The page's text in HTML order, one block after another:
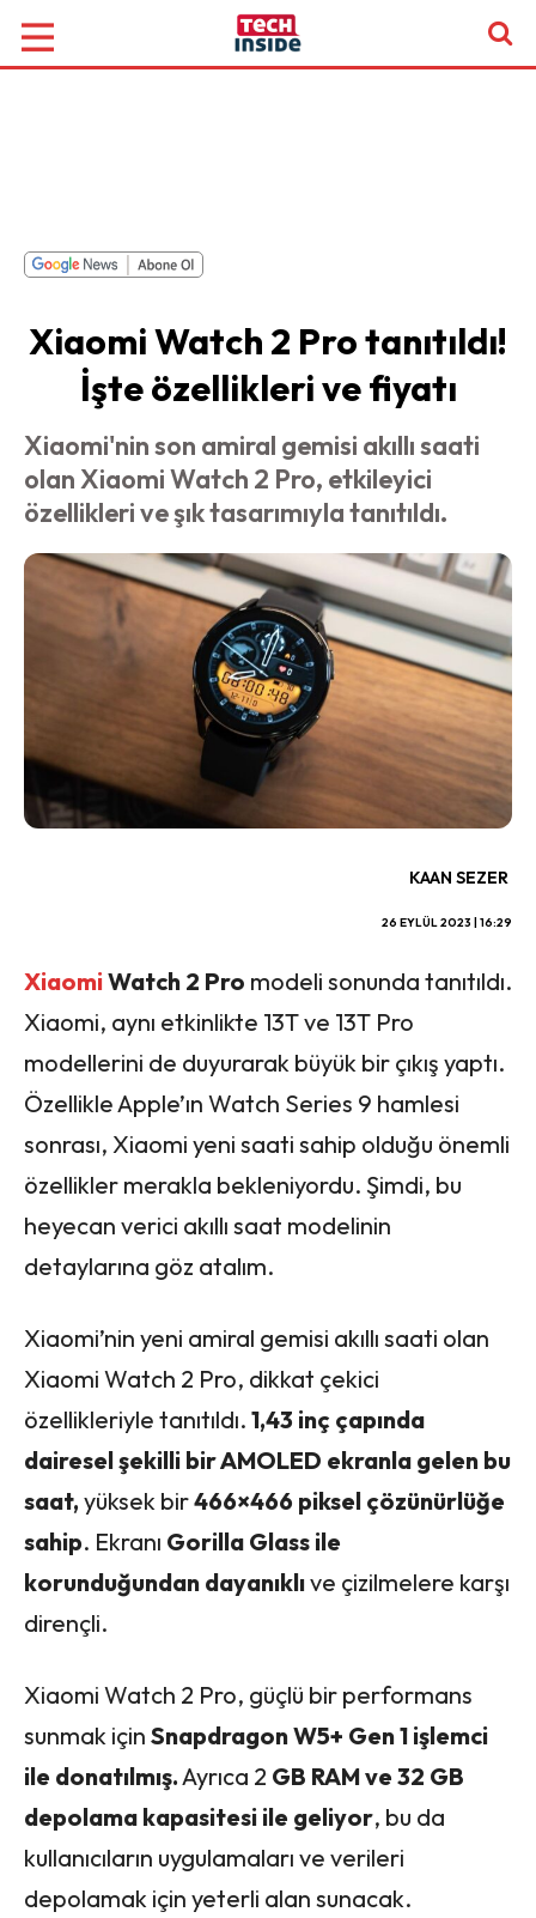
Xiaomi Watch 2 Pro tanıtıldı!
İşte özellikleri ve fiyatı
Xiaomi'nin son amiral gemisi akıllı saati
olan Xiaomi Watch 2 Pro, etkileyici
özellikleri ve şık tasarımıyla tanıtıldı.
KAAN SEZER
26 EYLÜL 2023 | 16:29
XiaomiWatch 2 Pro modeli sonunda tanıtıldı.
Xiaomi, aynı etkinlikte 13T ve 13T Pro
modellerini de duyurarak büyük bir çıkış yaptı.
Özellikle Apple’ın Watch Series 9 hamlesi
sonrası, Xiaomi yeni saati sahip olduğu önemli
özellikler merakla bekleniyordu. Şimdi, bu
heyecan verici akıllı saat modelinin
detaylarına göz atalım.
Xiaomi’nin yeni amiral gemisi akıllı saati olan
Xiaomi Watch 2 Pro, dikkat çekici
özellikleriyle tanıtıldı. 1,43 inç çapında
dairesel şekilli bir AMOLED ekranla gelen bu
saat, yüksek bir466×466 piksel çözünürlüğe
sahip. Ekranı Gorilla Glass ile
korunduğundan dayanıklıve çizilmelere karşı
dirençli.
Xiaomi Watch 2 Pro, güçlü bir performans
sunmak için Snapdragon W5+ Gen 1 işlemci
ile donatılmış.Ayrıca 2 GB RAM ve 32 GB
depolama kapasitesi ile geliyor, bu da
kullanıcıların uygulamaları ve verileri
depolamak için yeterli alan sunacak.